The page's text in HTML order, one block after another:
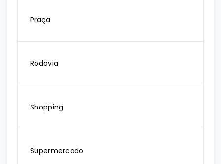
Praça
Rodovia
Shopping
Supermercado